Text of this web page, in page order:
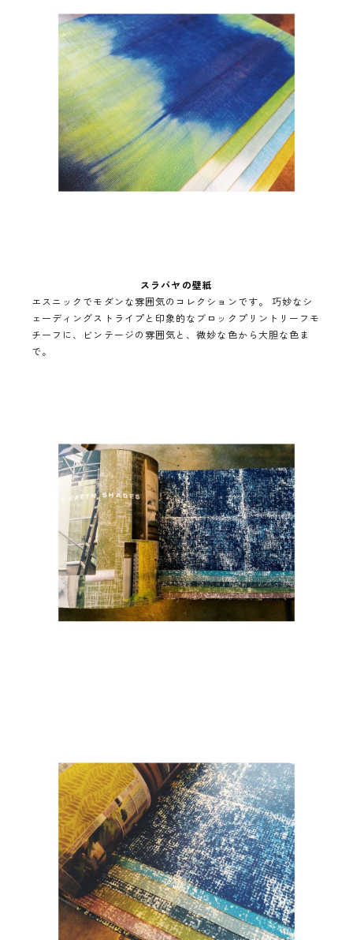
スラバヤの壁紙
エスニックでモダンな雰囲気のコレクションです。 巧妙なシ
ェーディングストライプと印象的なブロックプリントリーフモ
チーフに、ビンテージの雰囲気と、微妙な色から大胆な色ま
で。